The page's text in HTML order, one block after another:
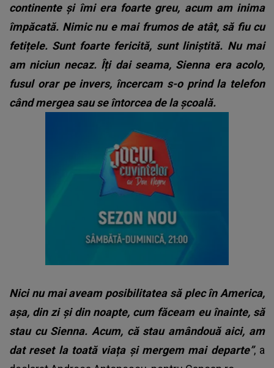
continente și îmi era foarte greu, acum am inima
împăcată. Nimic nu e mai frumos de atât, să fiu cu
fetițele. Sunt foarte fericită, sunt liniștită. Nu mai
am niciun necaz. Îți dai seama, Sienna era acolo,
fusul orar pe invers, încercam s-o prind la telefon
când mergea sau se întorcea de la școală.
Nici nu mai aveam posibilitatea să plec în America,
așa, din zi și din noapte, cum făceam eu înainte, să
stau cu Sienna. Acum, că stau amândouă aici, am
dat reset la toată viața și mergem mai departe”, a